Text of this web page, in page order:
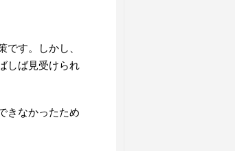
す。しかし、
しば見受けられ
きなかったため